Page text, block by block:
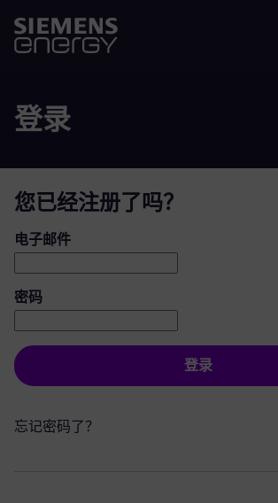
登录
您已经注册了吗？
登录：用户和密码
电子邮件
密码
登录
忘记密码了？